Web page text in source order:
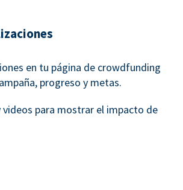
en tu página de crowdfunding
progreso y metas.
videos para mostrar el impacto de